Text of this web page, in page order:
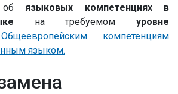
об языковых компетенциях в
на требуемом уровне
Общеевропейским компетенциям
языком.